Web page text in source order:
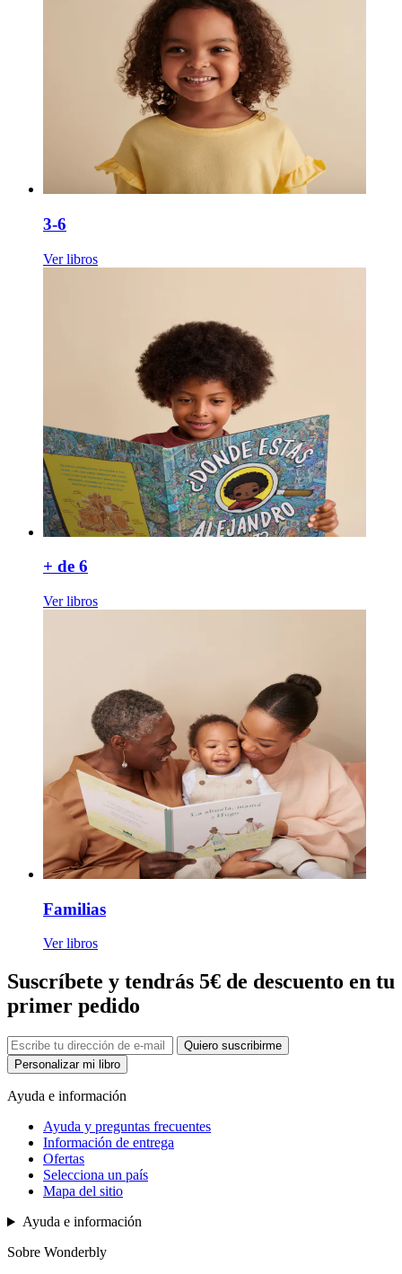
3-6
Ver libros
+ de 6
Ver libros
Familias
Ver libros
Suscríbete y tendrás 5€ de descuento en tu
primer pedido
Quiero suscribirme
Personalizar mi libro
Ayuda e información
Ayuda y preguntas frecuentes
Información de entrega
Ofertas
Selecciona un país
Mapa del sitio
Ayuda e información
Sobre Wonderbly